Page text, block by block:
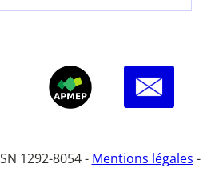
1292-8054 - Mentions légales -